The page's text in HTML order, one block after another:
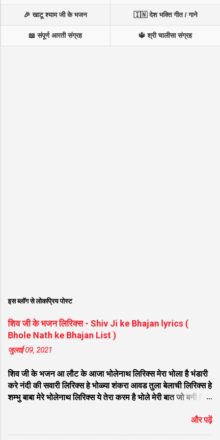
🎉 खाटू श्याम जी के भजन 🇮🇳 देश भक्ति गीत / गाने
📖 संपूर्ण आरती संग्रह 🔱 श्री चालीसा संग्रह
इस ब्लॉग से लोकप्रिय पोस्ट
शिव जी के भजन लिरिक्स - Shiv Ji ke Bhajan lyrics (
Bhole Nath ke Bhajan List )
जुलाई 09, 2021
शिव जी के भजन आ लौट के आजा भोलेनाथ लिरिक्स मेरा भोला है भंडारी
करे नंदी की सवारी लिरिक्स हे भोळ्या शंकरा आवड तुला बेलाची लिरिक्स हे
शम्भु बाबा मेरे भोलेनाथ लिरिक्स ये तेरा करम है भोले मेरी बात जो बनी है
गुलशन सा मेरे भोलेनाथ आये है लिरिक्स नगर में जोगी आया भेद कोई
समझ ना पाया लिरिक्स शिवजी तेरे द्वार हम भी आयेंगे लिरिक्स सांसो की
और पढ़ें